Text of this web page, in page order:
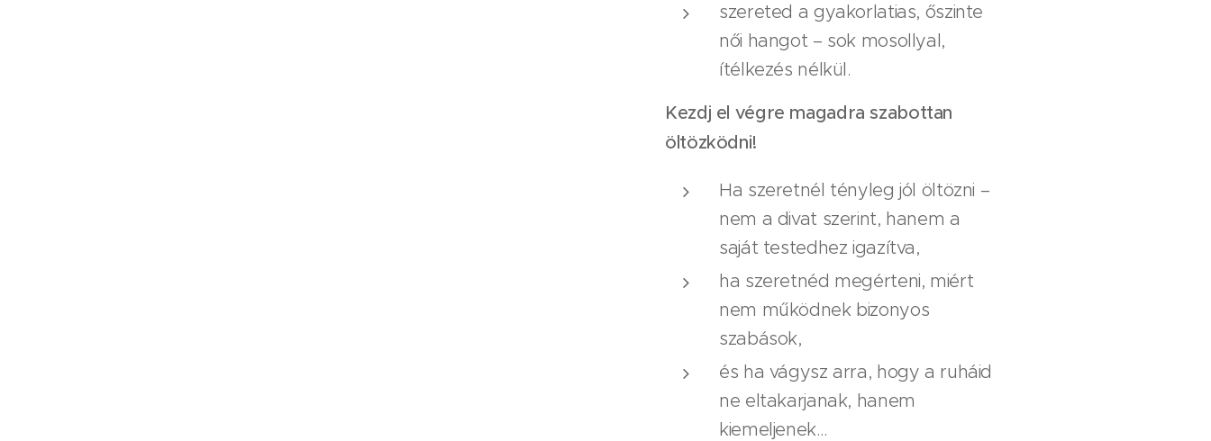
szereted a gyakorlatias, őszinte
női hangot – sok mosollyal,
ítélkezés nélkül.
Kezdj el végre magadra szabottan
öltözködni!
Ha szeretnél tényleg jól öltözni –
nem a divat szerint, hanem a
saját testedhez igazítva,
ha szeretnéd megérteni, miért
nem működnek bizonyos
szabások,
és ha vágysz arra, hogy a ruháid
ne eltakarjanak, hanem
kiemeljenek…